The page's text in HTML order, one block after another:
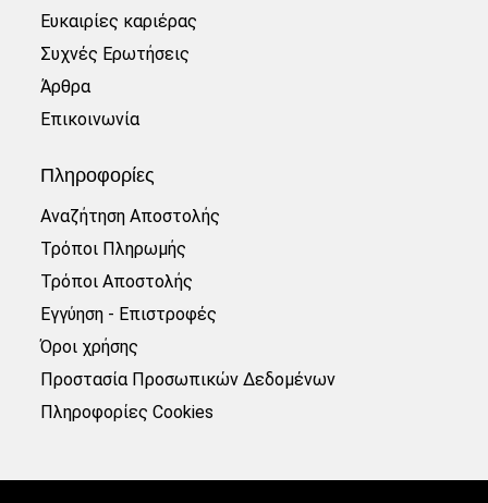
Ευκαιρίες καριέρας
Συχνές Ερωτήσεις
Άρθρα
Επικοινωνία
Πληροφορίες
Αναζήτηση Αποστολής
Τρόποι Πληρωμής
Τρόποι Αποστολής
Εγγύηση - Επιστροφές
Όροι χρήσης
Προστασία Προσωπικών Δεδομένων
Πληροφορίες Cookies